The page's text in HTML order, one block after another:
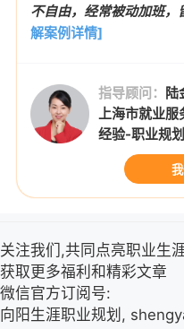
不自由，经常被动加班
解案例详情]
指导顾问： 陆
上海市就业服
经验-职业规
关注我们,共同点亮职业生
获取更多福利和精彩文章
微信官方订阅号:
向阳生涯职业规划,